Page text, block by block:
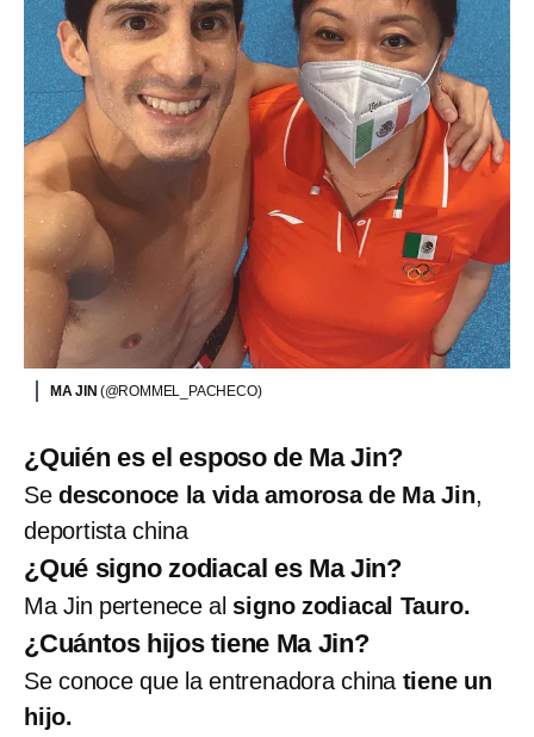
MA JIN (@ROMMEL_PACHECO)
¿Quién es el esposo de Ma Jin?
Se desconoce la vida amorosa de Ma Jin,
deportista china
¿Qué signo zodiacal es Ma Jin?
Ma Jin pertenece al signo zodiacal Tauro.
¿Cuántos hijos tiene Ma Jin?
Se conoce que la entrenadora china tiene un
hijo.